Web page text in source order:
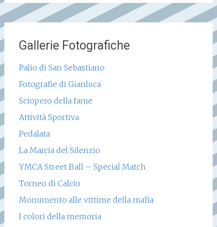
Gallerie Fotografiche
Palio di San Sebastiano
Fotografie di Gianluca
Sciopero della fame
Attività Sportiva
Pedalata
La Marcia del Silenzio
YMCA Street Ball – Special Match
Torneo di Calcio
Monumento alle vittime della mafia
I colori della memoria